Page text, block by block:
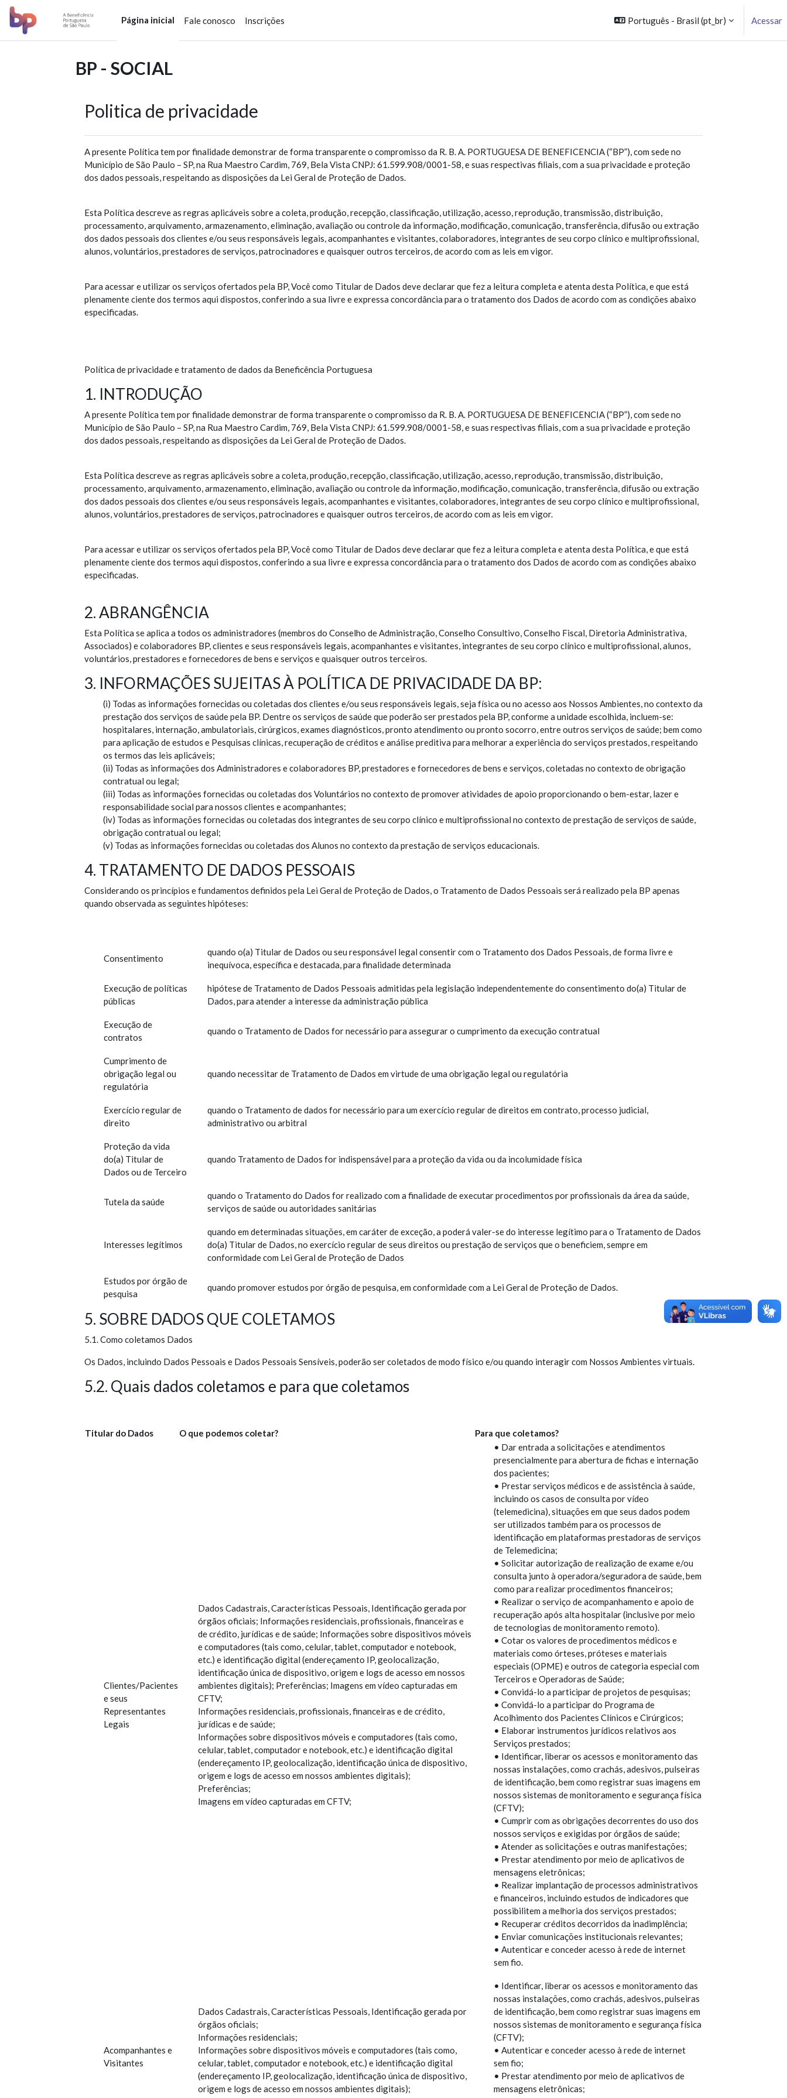
Ir para o conteúdo principal
Página inicial
Fale conosco Inscrições Português - Brasil ‎(pt_br)‎ Acessar
BP - SOCIAL
Politica de privacidade
A presente Política tem por finalidade demonstrar de forma transparente o compromisso da R. B. A. PORTUGUESA DE BENEFICENCIA (“BP”), com sede no
Município de São Paulo – SP, na Rua Maestro Cardim, 769, Bela Vista CNPJ: 61.599.908/0001-58, e suas respectivas filiais, com a sua privacidade e proteção
dos dados pessoais, respeitando as disposições da Lei Geral de Proteção de Dados.
Esta Política descreve as regras aplicáveis sobre a coleta, produção, recepção, classificação, utilização, acesso, reprodução, transmissão, distribuição,
processamento, arquivamento, armazenamento, eliminação, avaliação ou controle da informação, modificação, comunicação, transferência, difusão ou extração
dos dados pessoais dos clientes e/ou seus responsáveis legais, acompanhantes e visitantes, colaboradores, integrantes de seu corpo clínico e multiprofissional,
alunos, voluntários, prestadores de serviços, patrocinadores e quaisquer outros terceiros, de acordo com as leis em vigor.
Para acessar e utilizar os serviços ofertados pela BP, Você como Titular de Dados deve declarar que fez a leitura completa e atenta desta Política, e que está
plenamente ciente dos termos aqui dispostos, conferindo a sua livre e expressa concordância para o tratamento dos Dados de acordo com as condições abaixo
especificadas.
Política de privacidade e tratamento de dados da Beneficência Portuguesa
1. INTRODUÇÃO
A presente Política tem por finalidade demonstrar de forma transparente o compromisso da R. B. A. PORTUGUESA DE BENEFICENCIA (“BP”), com sede no
Município de São Paulo – SP, na Rua Maestro Cardim, 769, Bela Vista CNPJ: 61.599.908/0001-58, e suas respectivas filiais, com a sua privacidade e proteção
dos dados pessoais, respeitando as disposições da Lei Geral de Proteção de Dados.
Esta Política descreve as regras aplicáveis sobre a coleta, produção, recepção, classificação, utilização, acesso, reprodução, transmissão, distribuição,
processamento, arquivamento, armazenamento, eliminação, avaliação ou controle da informação, modificação, comunicação, transferência, difusão ou extração
dos dados pessoais dos clientes e/ou seus responsáveis legais, acompanhantes e visitantes, colaboradores, integrantes de seu corpo clínico e multiprofissional,
alunos, voluntários, prestadores de serviços, patrocinadores e quaisquer outros terceiros, de acordo com as leis em vigor.
Para acessar e utilizar os serviços ofertados pela BP, Você como Titular de Dados deve declarar que fez a leitura completa e atenta desta Política, e que está
plenamente ciente dos termos aqui dispostos, conferindo a sua livre e expressa concordância para o tratamento dos Dados de acordo com as condições abaixo
especificadas.
2. ABRANGÊNCIA
Esta Política se aplica a todos os administradores (membros do Conselho de Administração, Conselho Consultivo, Conselho Fiscal, Diretoria Administrativa,
Associados) e colaboradores BP, clientes e seus responsáveis legais, acompanhantes e visitantes, integrantes de seu corpo clínico e multiprofissional, alunos,
voluntários, prestadores e fornecedores de bens e serviços e quaisquer outros terceiros.
3. INFORMAÇÕES SUJEITAS À POLÍTICA DE PRIVACIDADE DA BP:
(i) Todas as informações fornecidas ou coletadas dos clientes e/ou seus responsáveis legais, seja física ou no acesso aos Nossos Ambientes, no contexto da
prestação dos serviços de saúde pela BP. Dentre os serviços de saúde que poderão ser prestados pela BP, conforme a unidade escolhida, incluem-se:
hospitalares, internação, ambulatoriais, cirúrgicos, exames diagnósticos, pronto atendimento ou pronto socorro, entre outros serviços de saúde; bem como
para aplicação de estudos e Pesquisas clínicas, recuperação de créditos e análise preditiva para melhorar a experiência do serviços prestados, respeitando
os termos das leis aplicáveis;
(ii) Todas as informações dos Administradores e colaboradores BP, prestadores e fornecedores de bens e serviços, coletadas no contexto de obrigação
contratual ou legal;
(iii) Todas as informações fornecidas ou coletadas dos Voluntários no contexto de promover atividades de apoio proporcionando o bem-estar, lazer e
responsabilidade social para nossos clientes e acompanhantes;
(iv) Todas as informações fornecidas ou coletadas dos integrantes de seu corpo clínico e multiprofissional no contexto de prestação de serviços de saúde,
obrigação contratual ou legal;
(v) Todas as informações fornecidas ou coletadas dos Alunos no contexto da prestação de serviços educacionais.
4. TRATAMENTO DE DADOS PESSOAIS
Considerando os princípios e fundamentos definidos pela Lei Geral de Proteção de Dados, o Tratamento de Dados Pessoais será realizado pela BP apenas
quando observada as seguintes hipóteses:
Consentimento
quando o(a) Titular de Dados ou seu responsável legal consentir com o Tratamento dos Dados Pessoais, de forma livre e
inequívoca, específica e destacada, para finalidade determinada
Execução de políticas
públicas
hipótese de Tratamento de Dados Pessoais admitidas pela legislação independentemente do consentimento do(a) Titular de
Dados, para atender a interesse da administração pública
Execução de
contratos
quando o Tratamento de Dados for necessário para assegurar o cumprimento da execução contratual
Cumprimento de
obrigação legal ou
regulatória
quando necessitar de Tratamento de Dados em virtude de uma obrigação legal ou regulatória
Exercício regular de
direito
quando o Tratamento de dados for necessário para um exercício regular de direitos em contrato, processo judicial,
administrativo ou arbitral
Proteção da vida
do(a) Titular de
Dados ou de Terceiro
quando Tratamento de Dados for indispensável para a proteção da vida ou da incolumidade física
Tutela da saúde
quando o Tratamento do Dados for realizado com a finalidade de executar procedimentos por profissionais da área da saúde,
serviços de saúde ou autoridades sanitárias
Interesses legítimos
quando em determinadas situações, em caráter de exceção, a poderá valer-se do interesse legítimo para o Tratamento de Dados
do(a) Titular de Dados, no exercício regular de seus direitos ou prestação de serviços que o beneficiem, sempre em
conformidade com Lei Geral de Proteção de Dados
Estudos por órgão de
pesquisa
quando promover estudos por órgão de pesquisa, em conformidade com a Lei Geral de Proteção de Dados.
5. SOBRE DADOS QUE COLETAMOS
5.1. Como coletamos Dados
Os Dados, incluindo Dados Pessoais e Dados Pessoais Sensíveis, poderão ser coletados de modo físico e/ou quando interagir com Nossos Ambientes virtuais.
5.2. Quais dados coletamos e para que coletamos
Titular do Dados O que podemos coletar? Para que coletamos?
Clientes/Pacientes
e seus
Representantes
Legais
Dados Cadastrais, Características Pessoais, Identificação gerada por
órgãos oficiais; Informações residenciais, profissionais, financeiras e
de crédito, jurídicas e de saúde; Informações sobre dispositivos móveis
e computadores (tais como, celular, tablet, computador e notebook,
etc.) e identificação digital (endereçamento IP, geolocalização,
identificação única de dispositivo, origem e logs de acesso em nossos
ambientes digitais); Preferências; Imagens em vídeo capturadas em
CFTV;
Informações residenciais, profissionais, financeiras e de crédito,
jurídicas e de saúde;
Informações sobre dispositivos móveis e computadores (tais como,
celular, tablet, computador e notebook, etc.) e identificação digital
(endereçamento IP, geolocalização, identificação única de dispositivo,
origem e logs de acesso em nossos ambientes digitais);
Preferências;
Imagens em vídeo capturadas em CFTV;
• Dar entrada a solicitações e atendimentos
presencialmente para abertura de fichas e internação
dos pacientes;
• Prestar serviços médicos e de assistência à saúde,
incluindo os casos de consulta por vídeo
(telemedicina), situações em que seus dados podem
ser utilizados também para os processos de
identificação em plataformas prestadoras de serviços
de Telemedicina;
• Solicitar autorização de realização de exame e/ou
consulta junto à operadora/seguradora de saúde, bem
como para realizar procedimentos financeiros;
• Realizar o serviço de acompanhamento e apoio de
recuperação após alta hospitalar (inclusive por meio
de tecnologias de monitoramento remoto).
• Cotar os valores de procedimentos médicos e
materiais como órteses, próteses e materiais
especiais (OPME) e outros de categoria especial com
Terceiros e Operadoras de Saúde;
• Convidá-lo a participar de projetos de pesquisas;
• Convidá-lo a participar do Programa de
Acolhimento dos Pacientes Clínicos e Cirúrgicos;
• Elaborar instrumentos jurídicos relativos aos
Serviços prestados;
• Identificar, liberar os acessos e monitoramento das
nossas instalações, como crachás, adesivos, pulseiras
de identificação, bem como registrar suas imagens em
nossos sistemas de monitoramento e segurança física
(CFTV);
• Cumprir com as obrigações decorrentes do uso dos
nossos serviços e exigidas por órgãos de saúde;
• Atender as solicitações e outras manifestações;
• Prestar atendimento por meio de aplicativos de
mensagens eletrônicas;
• Realizar implantação de processos administrativos
e financeiros, incluindo estudos de indicadores que
possibilitem a melhoria dos serviços prestados;
• Recuperar créditos decorridos da inadimplência;
• Enviar comunicações institucionais relevantes;
• Autenticar e conceder acesso à rede de internet
sem fio.
Acompanhantes e
Visitantes
Dados Cadastrais, Características Pessoais, Identificação gerada por
órgãos oficiais;
Informações residenciais;
Informações sobre dispositivos móveis e computadores (tais como,
celular, tablet, computador e notebook, etc.) e identificação digital
(endereçamento IP, geolocalização, identificação única de dispositivo,
origem e logs de acesso em nossos ambientes digitais);
• Identificar, liberar os acessos e monitoramento das
nossas instalações, como crachás, adesivos, pulseiras
de identificação, bem como registrar suas imagens em
nossos sistemas de monitoramento e segurança física
(CFTV);
• Autenticar e conceder acesso à rede de internet
sem fio;
• Prestar atendimento por meio de aplicativos de
mensagens eletrônicas;